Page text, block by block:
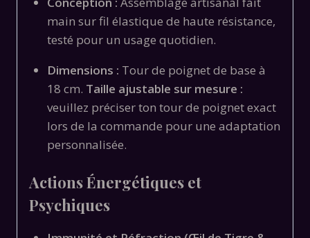
main sur fil élastique de haute résistance,
testé pour un usage quotidien.
Dimensions : Tour de poignet de base à
18 cm. Taille ajustable sur mesure :
veuillez préciser ton tour de poignet exact
lors de la commande pour une adaptation
personnalisée.
Actions Énergétiques et
Psychiques